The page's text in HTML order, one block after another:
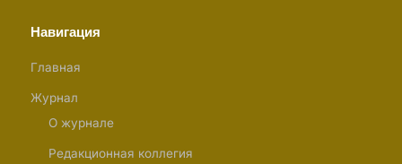
Навигация
Главная
Журнал
О журнале
Редакционная коллегия